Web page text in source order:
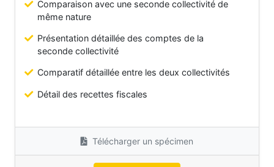
Comparaison avec une seconde collectivité de
même nature
Présentation détaillée des comptes de la
seconde collectivité
Comparatif détaillée entre les deux collectivités
Détail des recettes fiscales
Télécharger un spécimen